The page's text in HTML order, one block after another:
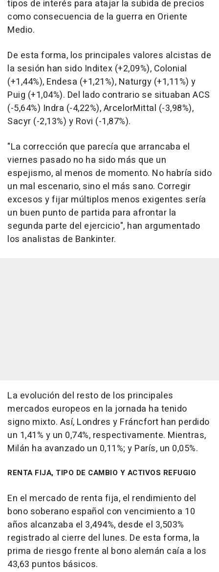
tipos de interés para atajar la subida de precios
como consecuencia de la guerra en Oriente
Medio.
De esta forma, los principales valores alcistas de
la sesión han sido Inditex (+2,09%), Colonial
(+1,44%), Endesa (+1,21%), Naturgy (+1,11%) y
Puig (+1,04%). Del lado contrario se situaban ACS
(-5,64%) Indra (-4,22%), ArcelorMittal (-3,98%),
Sacyr (-2,13%) y Rovi (-1,87%).
"La corrección que parecía que arrancaba el
viernes pasado no ha sido más que un
espejismo, al menos de momento. No habría sido
un mal escenario, sino el más sano. Corregir
excesos y fijar múltiplos menos exigentes sería
un buen punto de partida para afrontar la
segunda parte del ejercicio", han argumentado
los analistas de Bankinter.
La evolución del resto de los principales
mercados europeos en la jornada ha tenido
signo mixto. Así, Londres y Fráncfort han perdido
un 1,41% y un 0,74%, respectivamente. Mientras,
Milán ha avanzado un 0,11%; y París, un 0,05%.
RENTA FIJA, TIPO DE CAMBIO Y ACTIVOS REFUGIO
En el mercado de renta fija, el rendimiento del
bono soberano español con vencimiento a 10
años alcanzaba el 3,494%, desde el 3,503%
registrado al cierre del lunes. De esta forma, la
prima de riesgo frente al bono alemán caía a los
43,63 puntos básicos.